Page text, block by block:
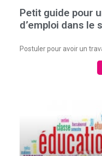
Petit guide pour
d’emploi dans le
Postuler pour avoir un